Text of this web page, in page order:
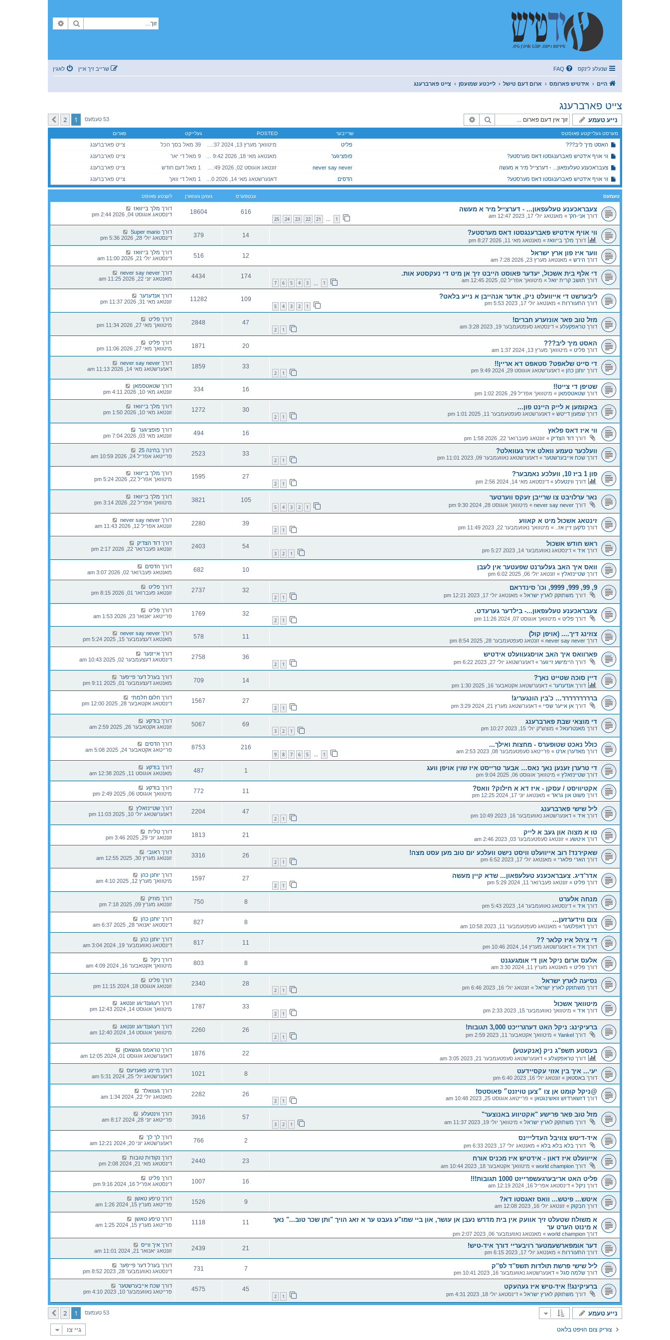
זוך
שנעלע לינקס FAQ לאגין שרייב זיך איין
היים אידטיש פארומס ארום דעם טישל לייכטע שמועסן צייט פארברענג
צייט פארברענג
נייע טעמע זוך 53 טעמעס 1
2
קומענדיגע
מערסט געלייקטע פאוסטס שרייבער POSTED געלייקט פארום
האסט מיך ליב??? פליט 39 מאל בסך הכל
צייט פארברענג
ווי אויף אידטיש פאברענגסטו דאס מערסטע?
פופציגער 9 מאל די יאר
צייט פארברענג
צעבראכענע טעלעפאון... - דערצייל מיר א מעשה
never say never 1 מאל דעם חודש
צייט פארברענג
ווי אויף אידטיש פאברענגסטו דאס מערסטע?
הדסים 1 מאל די וואך צייט פארברענג
טעמעס ענטפערס געזען געווארן לעצטע פאוסט
צעבראכענע טעלעפאון... - דערצייל מיר א מעשה
דורך אני-הק' » מאנטאג יולי 17, 2023 12:47 am 1
…
21
22
23
24
25
616
18604 דורך מלך בייוואז
דינסטאג אוגוסט 04, 2026 2:44 pm
ווי אויף אידטיש פאברענגסטו דאס מערסטע?
דורך מלך בייוואז » מאנטאג מאי 11, 2026 8:27 pm
14
379 דורך Super mario
דינסטאג יולי 28, 2026 5:36 pm
ווער איז פון ארץ ישראל
דורך הירש » מאנטאג מערץ 23, 2026 7:28 am
12
516 דורך מלך בייוואז
דינסטאג יולי 21, 2026 11:00 am
די אלף בית אשכול, יעדער פאוסט הייבט זיך אן מיט די נעקסטע אות.
דורך תושב קרית יואל » מיטוואך אפריל 02, 2025 12:45 am 1
3
4
5
6
7
174
4434 דורך never say never
מאנטאג יוני 22, 2026 11:25 am
ליבערשט די אייוועלט ניק, אדער אנהייבן א נייע בלאט?
דורך התעוררות » מאנטאג יולי 17, 2023 5:53 pm 1
2
3
4
5
109
11282 דורך אנדערער
זונטאג מאי 31, 2026 11:37 pm
מזל טוב פאר אונזערע חברים!
דורך טראפקעלע » דינסטאג סעפטעמבער 19, 2023 3:28 am 1
2
47
2848 דורך פליט
מיטוואך מאי 27, 2026 11:34 pm
האסט מיך ליב???
דורך פליט » מיטוואך מערץ 13, 2024 1:37 am
20
1871 דורך פליט
מיטוואך מאי 27, 2026 11:06 pm
די סייט שלאפט? סטאפט דא אריין!!
דורך יוחנן כהן » דאנערשטאג אוגוסט 29, 2024 9:49 pm 1
2
33
1859 דורך never say never
דאנערשטאג מאי 14, 2026 11:13 am
שטיפן די צייט!!
דורך שטאטסמאן » מיטוואך אפריל 29, 2026 1:02 pm
16
334 דורך שטאטסמאן
זונטאג מאי 10, 2026 4:11 pm
באקומען א לייק היינט פון...
דורך שמעון דייטש » דאנערשטאג סעפטעמבער 11, 2025 1:01 pm 1
2
30
1272 דורך מלך בייוואז
זונטאג מאי 10, 2026 1:50 pm
ווי איז דאס פלאץ
דורך דוד הצדיק » זונטאג פעברואר 22, 2026 1:58 pm
16
494 דורך פופציגער
זונטאג מאי 03, 2026 7:04 pm
וועלכער טעמע וואלט איר געוואלט?
דורך שכח אייבערשטער » דאנערשטאג נאוועמבער 09, 2023 11:01 pm 1
2
33
2523 דורך בחינה 25
פרייטאג אפריל 24, 2026 10:59 am
פון 1 ביז 10, וועלכע נאמבער?
דורך ווינטעלע » דינסטאג מאי 14, 2024 2:56 pm 1
2
27
1595 דורך מלך בייוואז
מיטוואך אפריל 22, 2026 5:24 pm
נאר ערלויבט צו שרייבן זעקס ווערטער
דורך never say never
» מיטוואך אוגוסט 28, 2024 9:30 pm 1
2
3
4
5
105
3821 דורך מלך בייוואז
מיטוואך אפריל 22, 2026 3:14 pm
זינטאג אשכול מיט א קאווע
דורך ס'קען זיין אז.. » מיטוואך נאוועמבער 22, 2023 11:49 pm 1
2
39
2280 דורך never say never
זונטאג אפריל 12, 2026 11:43 am
ראש חודש אשכול
דורך איד » דינסטאג נאוועמבער 14, 2023 5:27 pm 1
2
3
54
2403 דורך דוד הצדיק
זונטאג פעברואר 22, 2026 2:17 pm
וואס איך האב געלערנט שפעטער אין לעבן
דורך שטיינזאלץ » זונטאג יולי 06, 2025 6:02 pm
10
682 דורך הדסים
מאנטאג פעברואר 02, 2026 3:07 am
9, 99, 999, 9999, וכו' סינדראם
דורך משתוקק לארץ ישראל » מאנטאג יולי 17, 2023 12:21 pm 1
2
32
2737 דורך פליט
זונטאג פעברואר 01, 2026 8:15 pm
צעבראכענע טעלעפאון...- בילדער גערעדט.
דורך פליט » מיטוואך אוגוסט 07, 2024 11:26 pm 1
2
32
1769 דורך פליט
פרייטאג יאנואר 23, 2026 1:53 am
צוזינג דיך.... (אויפן קול)
דורך never say never
» זונטאג סעפטעמבער 28, 2025 8:54 pm
11
578 דורך never say never
מאנטאג דעצעמבער 15, 2025 5:24 pm
פארוואס איך האב אויסגעוועלט אידטיש
דורך היימישע זייגער » דאנערשטאג יולי 27, 2023 6:22 pm 1
2
36
2758 דורך אייזנער
דינסטאג דעצעמבער 02, 2025 10:43 am
דיין סוכה שטייט נאך?
דורך אנדערער » דאנערשטאג אקטאבער 16, 2025 1:30 pm
14
709 דורך בערל דער פייפער
מאנטאג דעצעמבער 01, 2025 9:11 pm
בררררררררר… כ'בין הונגעריג!
דורך אן אייער שפיי » דאנערשטאג מערץ 21, 2024 3:29 pm 1
2
27
1567 דורך חלום חלמתי
דינסטאג אקטאבער 28, 2025 12:00 pm
די מוצאי שבת פארברענג
דורך מאנטרעאל » מוצש"ק יולי 15, 2023 10:27 pm 1
2
3
69
5067 דורך בודקע
זונטאג אקטאבער 26, 2025 2:59 am
כולל נאכט שטופערס - מחצות ואילך...
דורך מאדערן ארט » פרייטאג סעפטעמבער 08, 2023 2:53 am 1
…
5
6
7
8
9
216
8753 דורך הדסים
פרייטאג אקטאבער 24, 2025 5:08 am
די טרערן זענען נאך נאס… אבער טרייסט איז שוין אויפן וועג
דורך שטיינזאלץ » מיטוואך אוגוסט 06, 2025 9:04 pm
1
487 דורך בודקע
מאנטאג אוגוסט 11, 2025 12:38 am
אקטיוויסט / עסקן - איז דא א חילוק? וואס?
דורך פשוט און גראד » מאנטאג יוני 17, 2024 12:25 pm
11
772 דורך בודקע
מיטוואך אוגוסט 06, 2025 2:49 pm
ליל שישי פארברענג
דורך איד » דאנערשטאג נאוועמבער 16, 2023 10:49 pm 1
2
47
2204 דורך שטיינזאלץ
דאנערשטאג יולי 10, 2025 11:03 pm
טו א מצוה און געב א לייק
דורך איטשע » זונטאג סעפטעמבער 03, 2023 2:46 am
21
1813 דורך טלית
זונטאג יוני 29, 2025 3:46 pm
שאקירנד! רוב אייוועלט וויסט נישט וועלכע יום טוב מען עסט מצה!
דורך הארי פלארי » מאנטאג יולי 17, 2023 6:52 pm 1
2
26
3316 דורך ראובי
זונטאג מערץ 30, 2025 12:55 am
אדר'דיג. צעבראכענע טעלעפאון... שדא קיין מעשה
דורך פליט » זונטאג פעברואר 11, 2024 5:29 pm 1
2
27
1597 דורך יוחנן כהן
מיטוואך מערץ 12, 2025 4:10 am
מנחה אלערט
דורך איד » דינסטאג נאוועמבער 14, 2023 5:43 pm
8
750 דורך מוזיק
זונטאג מערץ 09, 2025 7:18 pm
צום ווידערזען…
דורך דאפלטער » מאנטאג סעפטעמבער 11, 2023 10:58 am
8
827 דורך יוחנן כהן
דינסטאג יאנואר 28, 2025 6:37 am
די ציהל איז קלאר ??
דורך איד » דאנערשטאג מערץ 14, 2024 10:46 pm
11
817 דורך יוחנן כהן
דינסטאג נאוועמבער 19, 2024 3:04 am
אלעס ארום ניקל און די אומגעגנט
דורך פליט » מאנטאג מערץ 11, 2024 3:30 am
8
803 דורך ניקל
מיטוואך אקטאבער 16, 2024 4:09 am
נסיעה לארץ ישראל
דורך משתוקק לארץ ישראל » זונטאג יולי 16, 2023 6:46 pm 1
2
28
2340 דורך פליט
זונטאג אוגוסט 18, 2024 11:15 pm
מיטוואך אשכול
דורך איד » מיטוואך נאוועמבער 15, 2023 2:33 pm 1
2
33
1787 דורך רעגענדיגע זונטאג
מיטוואך אוגוסט 14, 2024 12:43 pm
ברעיקינג: ניקל האט דערגרייכט 3,000 תגובות!
דורך Yankel
» מיטוואך אקטאבער 11, 2023 2:59 pm 1
2
26
2260 דורך רעגענדיגע זונטאג
מיטוואך אוגוסט 14, 2024 12:40 am
בעסטע תשפ"ג ניק (אנקעטע)
דורך טראפקעלע » דאנערשטאג סעפטעמבער 21, 2023 3:05 am
22
1876 דורך טראמפ געשאסן
דאנערשטאג אוגוסט 01, 2024 12:05 am
יעי... איך בין אזוי עקסיידעט
דורך באסטאן » זונטאג יולי 16, 2023 6:40 pm
8
1021 דורך מיינע פאעזיעס
דאנערשטאג יולי 25, 2024 5:31 am
@ניקל קומט אן צו ״צען טויזנט״ פאוסטס!
דורך דזשארדזש וואשינגטאן » פרייטאג אוגוסט 25, 2023 10:48 am 1
2
26
2282 דורך געוואלד
מאנטאג יולי 22, 2024 1:34 am
מזל טוב פאר פרישע "אקטיווע באנוצער"
דורך משתוקק לארץ ישראל » מיטוואך יולי 19, 2023 11:37 am 1
2
3
57
3916 דורך ווינטעלע
פרייטאג יוני 28, 2024 8:17 am
איד-דיטש צוויבּל העדלייינס
דורך בּלא בּלא בּלא » מאנטאג יולי 17, 2023 6:33 pm
2
766 דורך לך לך
דאנערשטאג יוני 20, 2024 12:21 am
אייוועלט איז דאון - אידטיש איז מכניס אורח
דורך world champion
» מיטוואך אקטאבער 18, 2023 10:44 am
23
2440 דורך נקודות טובות
דינסטאג מאי 21, 2024 2:08 pm
פליט האט אריבערגעשפרייזט 1000 תגובות!!!
דורך ניקל » דינסטאג אפריל 16, 2024 12:19 am
16
1007 דורך פליט
דינסטאג אפריל 16, 2024 9:16 pm
איטש... פיטש... וואס זאגסטו דא?
דורך חבקוק » זונטאג יולי 16, 2023 12:08 am
9
1526 דורך טיפע טאשן
פרייטאג מערץ 15, 2024 1:26 am
א משולח שטעלט זיך אוועק אין בית מדרש נעבן אן עושר, און ביי שמו"ע געבט ער א זאג הויך "ותן שכר טוב..." נאך
א מינוט הערט ער
דורך world champion
» מאנטאג נאוועמבער 06, 2023 2:07 pm
11
1118 דורך טיפע טאשן
פרייטאג מערץ 15, 2024 1:25 am
דער אומפארשעמטער רויבעריי דורך איד-טיש!
דורך התעוררות » מאנטאג יולי 17, 2023 6:15 pm
21
2439 דורך איך ווייס
זונטאג יאנואר 21, 2024 11:01 am
ליל שישי פרשת תולדות תשפ''ד לפ''ק
דורך שלמה סגל » דאנערשטאג נאוועמבער 16, 2023 10:41 pm
7
731 דורך בערל דער פייפער
דינסטאג נאוועמבער 28, 2023 8:52 pm
ברעיקינג!! איד-טיש איז געהעקט
דורך משתוקק לארץ ישראל » דינסטאג יולי 18, 2023 4:31 pm 1
2
45
4575 דורך שכח אייבערשטער
פרייטאג נאוועמבער 10, 2023 4:10 pm
נייע טעמע 53 טעמעס 1
2
קומענדיגע
צוריק צום הויפט בלאט גיי צו